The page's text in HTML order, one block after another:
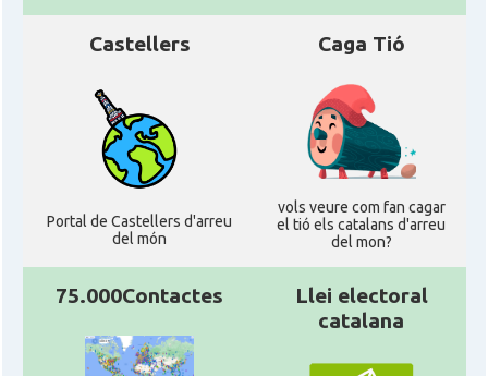
Castellers
Portal de Castellers d'arreu
del món
Caga Tió
vols veure com fan cagar
el tió els catalans d'arreu
del mon?
75.000Contactes
Llei electoral
catalana